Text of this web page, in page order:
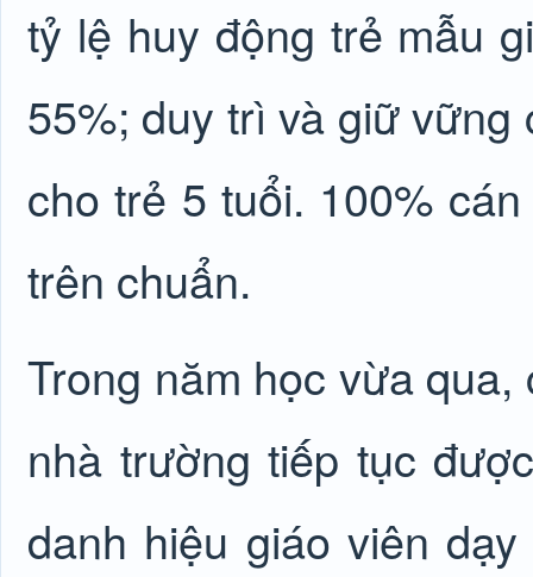
tỷ lệ huy động trẻ mẫu
55%; duy trì và giữ vững
cho trẻ 5 tuổi. 100%
trên chuẩn.
Trong năm học vừa
nhà trường tiếp tục
danh hiệu giáo viên